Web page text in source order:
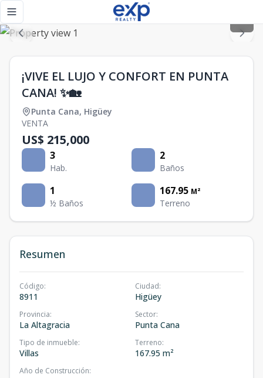
Toggle navigation menu
¡VIVE EL LUJO Y CONFORT EN PUNTA
CANA! ✨🏡
Punta Cana, Higüey
VENTA
US$ 215,000
3
Hab.
2
Baños
1
½ Baños
167.95 M²
Terreno
Resumen
Código:
8911
Ciudad:
Higüey
Provincia:
La Altagracia
Sector:
Punta Cana
Tipo de inmueble:
Villas
Terreno:
167.95 m²
Año de Construcción:
¡VIVE EL LUJO Y CONFORT EN PUNTA CANA! ✨🏡 - eXp